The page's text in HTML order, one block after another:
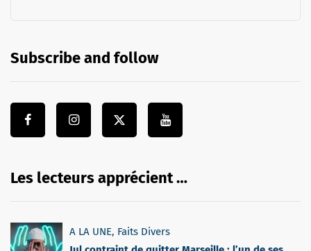
Subscribe and follow
Les lecteurs apprécient …
A LA UNE, Faits Divers